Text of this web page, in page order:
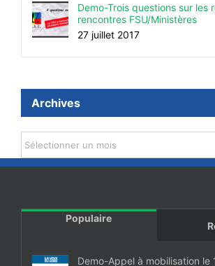
Demo-Trois questions sur les
rencontres FSU/Ministères
27 juillet 2017
Archives
Archives
Populaire
Demo-Appel à mobilisation le